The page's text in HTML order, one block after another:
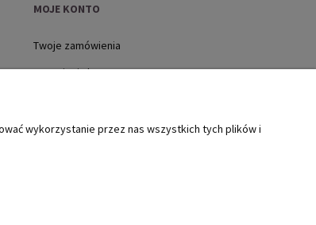
MOJE KONTO
Twoje zamówienia
Ustawienia konta
wykorzystanie przez nas wszystkich tych plików i